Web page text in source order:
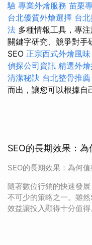
驗 專業外燴服務 苗栗
台北優質外燴選擇 台
法 多種情報工具，專
關鍵字研究、競爭對
SEO 正宗西式外燴風味
偵探公司資訊 精選外
清潔秘訣 台北整骨推薦
而出，讓您可以根據自
SEO的長期效果：
SEO的長期效果：為何
隨著數位行銷的快速發
不可少的策略之一。雖
效益讓投入顯得十分值得